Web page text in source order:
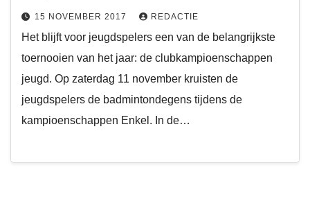
15 NOVEMBER 2017 REDACTIE
Het blijft voor jeugdspelers een van de belangrijkste
toernooien van het jaar: de clubkampioenschappen
jeugd. Op zaterdag 11 november kruisten de
jeugdspelers de badmintondegens tijdens de
kampioenschappen Enkel. In de…